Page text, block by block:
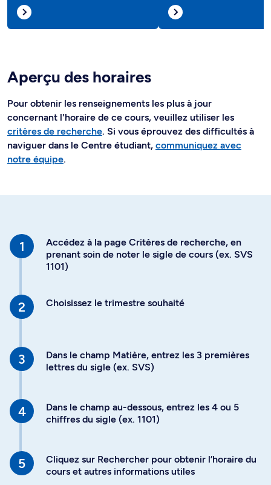
Aperçu des horaires
Pour obtenir les renseignements les plus à jour
concernant l'horaire de ce cours, veuillez utiliser les
critères de recherche. Si vous éprouvez des difficultés à
naviguer dans le Centre étudiant, communiquez avec
notre équipe.
Accédez à la page Critères de recherche, en
prenant soin de noter le sigle de cours (ex. SVS
1101)
Choisissez le trimestre souhaité
Dans le champ Matière, entrez les 3 premières
lettres du sigle (ex. SVS)
Dans le champ au-dessous, entrez les 4 ou 5
chiffres du sigle (ex. 1101)
Cliquez sur Rechercher pour obtenir l’horaire du
cours et autres informations utiles